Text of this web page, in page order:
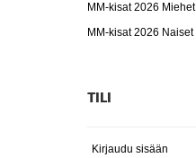
MM-kisat 2026 Miehet
MM-kisat 2026 Naiset
TILI
Kirjaudu sisään